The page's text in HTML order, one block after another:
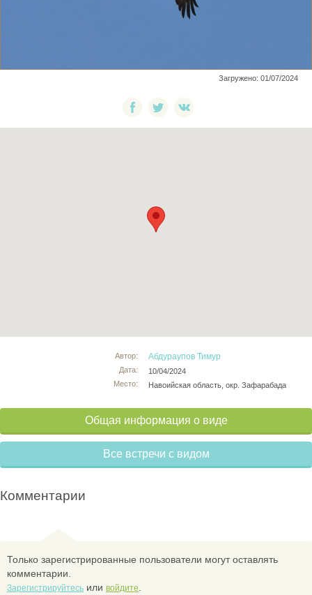
Загружено: 01/07/2024
Автор:
Дата:
Место:
Абдураупов Тимур
10/04/2024
Навоийская область, окр. Зафарабада
Общая информация о виде
Все встречи с видом
Комментарии
Только зарегистрированные пользователи могут оставлять
комментарии.
Зарегистрируйтесь или войдите